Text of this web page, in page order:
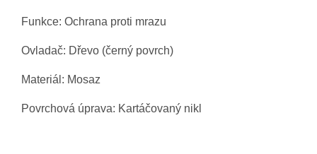
Funkce: Ochrana proti mrazu
Ovladač: Dřevo (černý povrch)
Materiál: Mosaz
Povrchová úprava: Kartáčovaný nikl